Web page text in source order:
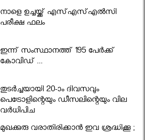
നാളെ ഉച്ചയ്ക്ക് എസ്എസ്എല്‍സി
പരീക്ഷ ഫലം
ഇന്ന് സംസ്ഥാനത്ത് 195 പേര്‍ക്ക്
കോവിഡ് ...
തുടർച്ചയായി 20-ാം ദിവസവും
പെട്രോളിന്റെയും ഡീസലിന്റെയും വില
വര്‍ധിപ്പിച്ചു
മുഖക്കുരു വരാതിരിക്കാന്‍ ഇവ ശ്രദ്ധിക്കൂ ;